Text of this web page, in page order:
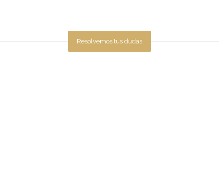
Resolvemos tus dudas